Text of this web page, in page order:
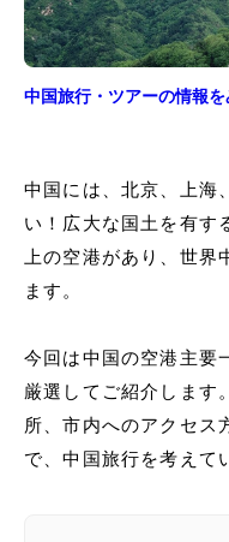
中国旅行・ツアーの情報を
中国には、北京、上海
い！広大な国土を有
上の空港があり、世界
ます。
今回は中国の空港主要
厳選してご紹介します
所、市内へのアクセス
で、中国旅行を考えて